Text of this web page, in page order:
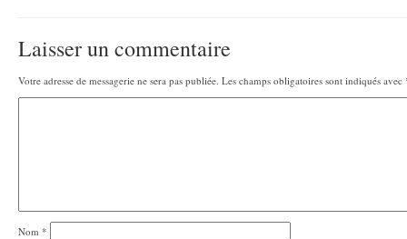
Laisser un commentaire
Votre adresse de messagerie ne sera pas publiée. Les champs obligatoires sont indiqués avec
Nom *